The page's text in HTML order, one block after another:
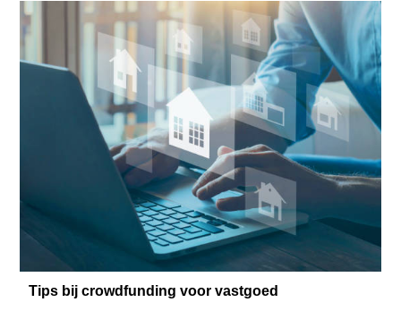
Tips bij crowdfunding voor vastgoed